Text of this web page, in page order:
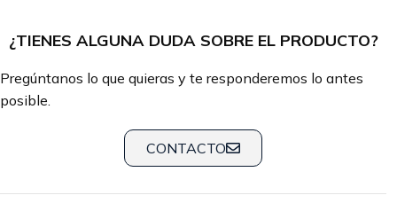
¿TIENES ALGUNA DUDA SOBRE EL PRODUCTO?
Pregúntanos lo que quieras y te responderemos lo antes
posible.
CONTACTO